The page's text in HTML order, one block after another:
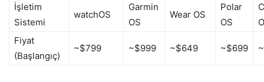
İşletim
Sistemi
watchOS
Garmin
OS
Wear OS
Polar
OS
Fiyat
(Başlangıç)
~$799 ~$999 ~$649 ~$699